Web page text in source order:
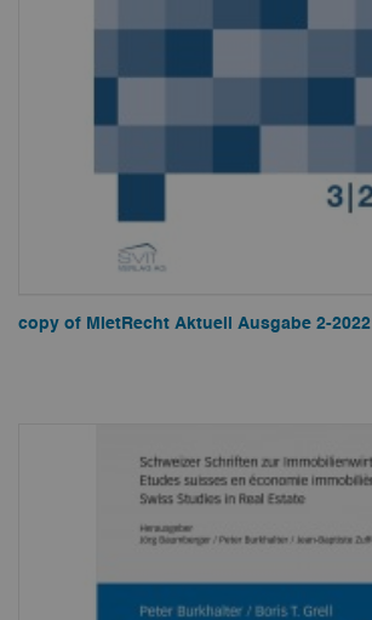
copy of MietRecht Aktuell Ausgabe 2-2022